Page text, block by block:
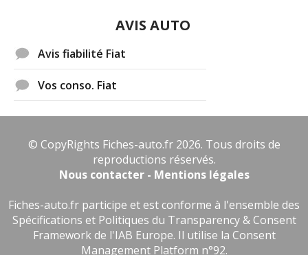
AVIS AUTO
Avis fiabilité Fiat
Vos conso. Fiat
© CopyRights Fiches-auto.fr 2026. Tous droits de
reproductions réservés.
Nous contacter - Mentions légales
Fiches-auto.fr participe et est conforme à l'ensemble des
Spécifications et Politiques du Transparency & Consent
Framework de l'IAB Europe. Il utilise la Consent
Management Platform n°92.